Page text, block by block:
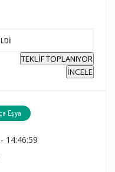
TEKLİF TOPLANIYOR
İNCELE
Eşya
14:46:59